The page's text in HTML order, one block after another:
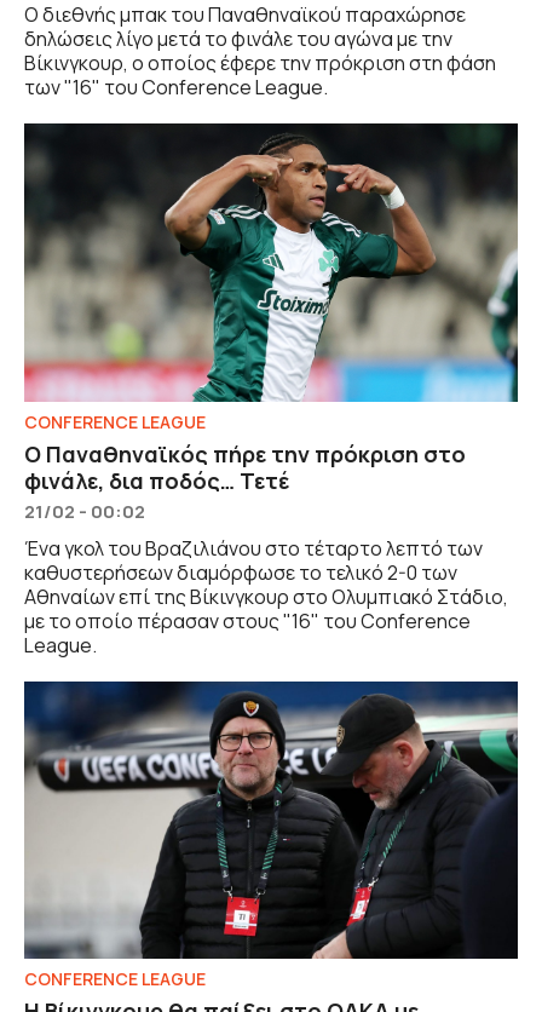
Ο διεθνής μπακ του Παναθηναϊκού παραχώρησε
δηλώσεις λίγο μετά το φινάλε του αγώνα με την
Βίκινγκουρ, ο οποίος έφερε την πρόκριση στη φάση
των "16" του Conference League.
CONFERENCE LEAGUE
Ο Παναθηναϊκός πήρε την πρόκριση στο
φινάλε, δια ποδός… Τετέ
21/02 - 00:02
Ένα γκολ του Βραζιλιάνου στο τέταρτο λεπτό των
καθυστερήσεων διαμόρφωσε το τελικό 2-0 των
Αθηναίων επί της Βίκινγκουρ στο Ολυμπιακό Στάδιο,
με το οποίο πέρασαν στους "16" του Conference
League.
CONFERENCE LEAGUE